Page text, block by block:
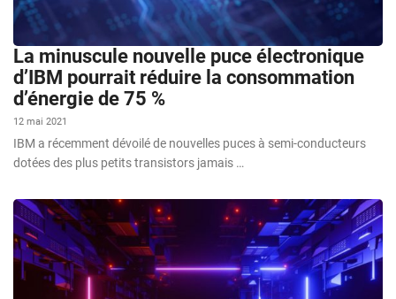
La minuscule nouvelle puce électronique
d’IBM pourrait réduire la consommation
d’énergie de 75 %
12 mai 2021
IBM a récemment dévoilé de nouvelles puces à semi-conducteurs
dotées des plus petits transistors jamais …